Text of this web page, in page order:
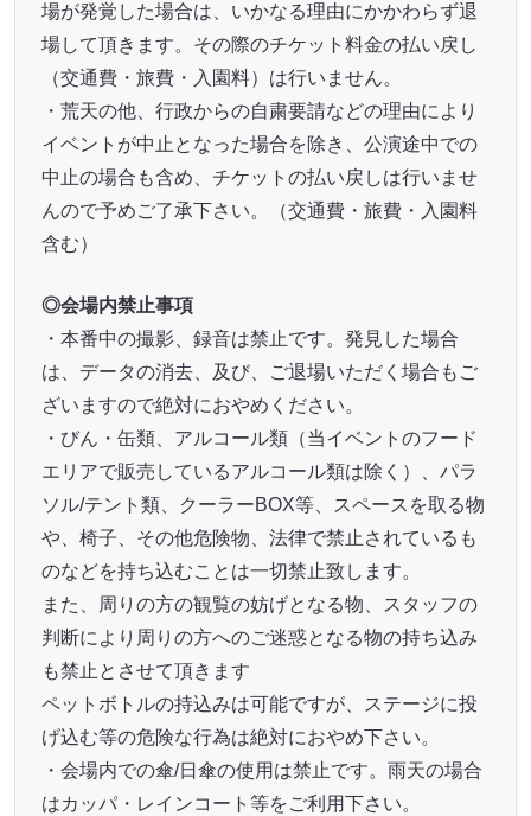
場が発覚した場合は、いかなる理由にかかわらず退
場して頂きます。その際のチケット料金の払い戻し
（交通費・旅費・入園料）は行いません。
・荒天の他、行政からの自粛要請などの理由により
イベントが中止となった場合を除き、公演途中での
中止の場合も含め、チケットの払い戻しは行いませ
んので予めご了承下さい。（交通費・旅費・入園料
含む）
◎会場内禁止事項
・本番中の撮影、録音は禁止です。発見した場合
は、データの消去、及び、ご退場いただく場合もご
ざいますので絶対におやめください。
・びん・缶類、アルコール類（当イベントのフード
エリアで販売しているアルコール類は除く）、パラ
ソル/テント類、クーラーBOX等、スペースを取る物
や、椅子、その他危険物、法律で禁止されているも
のなどを持ち込むことは一切禁止致します。
また、周りの方の観覧の妨げとなる物、スタッフの
判断により周りの方へのご迷惑となる物の持ち込み
も禁止とさせて頂きます
ペットボトルの持込みは可能ですが、ステージに投
げ込む等の危険な行為は絶対におやめ下さい。
・会場内での傘/日傘の使用は禁止です。雨天の場合
はカッパ・レインコート等をご利用下さい。